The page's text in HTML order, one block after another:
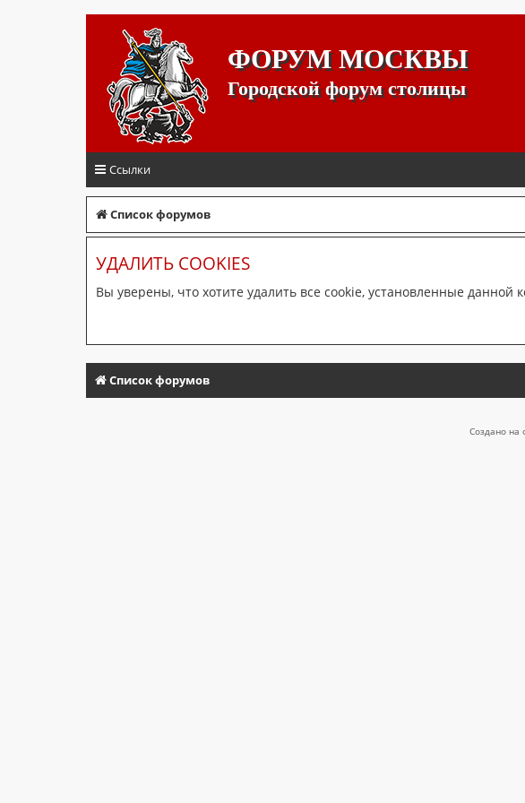
ФОРУМ МОСКВЫ
Городской форум столицы
Ссылки
Список форумов
УДАЛИТЬ COOKIES
Вы уверены, что хотите удалить все cookie, установленные данной
Список форумов
Создано на